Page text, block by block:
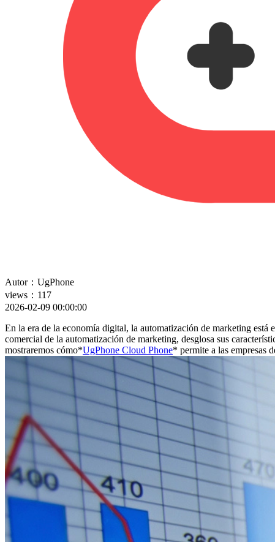
Autor：UgPhone
views：117
2026-02-09 00:00:00
En la era de la economía digital, la automatización de marketing
comercial de la automatización de marketing, desglosa sus
mostraremos cómo*UgPhone Cloud Phone* permite a las empresas